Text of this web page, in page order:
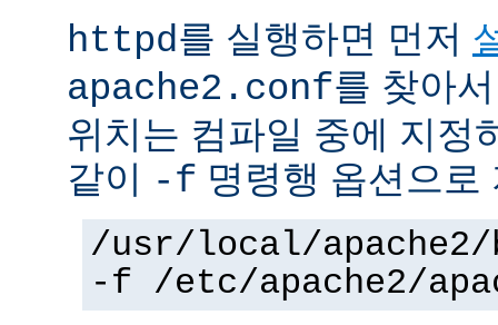
httpd를 실행하면 먼저
apache2.conf를 찾아
위치는 컴파일 중에 지정
같이 -f 명령행 옵션으로
/usr/local/
-f /etc/apache2/